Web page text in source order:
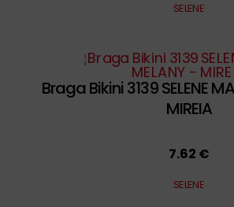
SELENE
Braga Bikini 3139 SELENE
MIREIA
7.62 €
SELENE